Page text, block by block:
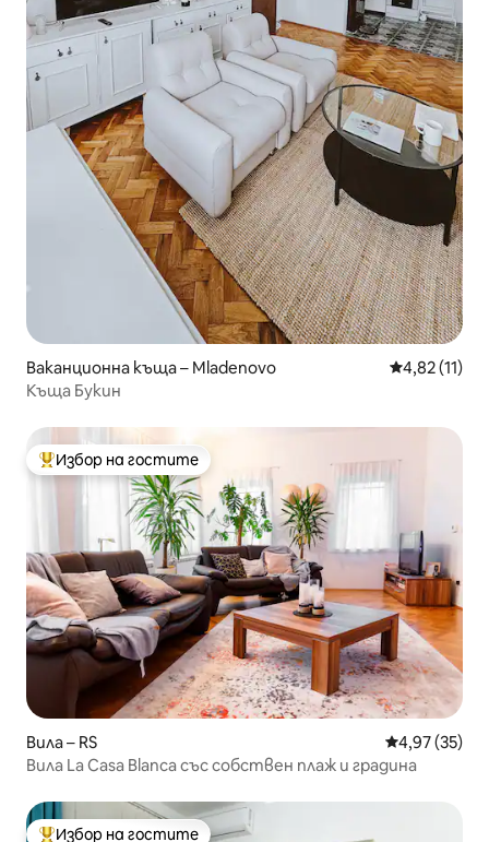
Ваканционна къща – Mladenovo Средна
4,82 (11)
Къща Букин
Най-популярен избор на гостите
Избор на гостите
Вила – RS Средна
4,97 (35)
Вила La Casa Blanca със собствен плаж и градина
Избор на гостите